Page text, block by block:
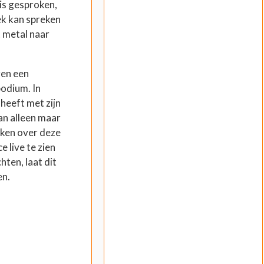
gesproken,
kan spreken
naar
een
In
met zijn
alleen maar
over deze
live te zien
laat dit